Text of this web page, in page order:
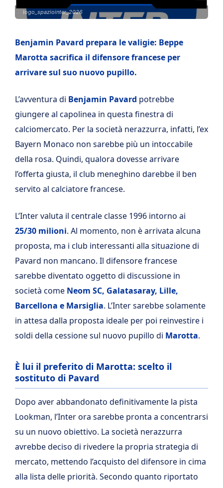
logo_spaziointer_2026
Benjamin Pavard prepara le valigie: Beppe
Marotta sacrifica il difensore francese per
arrivare sul suo nuovo pupillo.
L’avventura di Benjamin Pavard potrebbe
giungere al capolinea in questa finestra di
calciomercato. Per la società nerazzurra, infatti, l’ex
Bayern Monaco non sarebbe più un intoccabile
della rosa. Quindi, qualora dovesse arrivare
l’offerta giusta, il club meneghino darebbe il ben
servito al calciatore francese.
L’Inter valuta il centrale classe 1996 intorno ai
25/30 milioni. Al momento, non è arrivata alcuna
proposta, ma i club interessanti alla situazione di
Pavard non mancano. Il difensore francese
sarebbe diventato oggetto di discussione in
società come Neom SC, Galatasaray, Lille,
Barcellona e Marsiglia. L’Inter sarebbe solamente
in attesa dalla proposta ideale per poi reinvestire i
soldi della cessione sul nuovo pupillo di Marotta.
È lui il preferito di Marotta: scelto il
sostituto di Pavard
Dopo aver abbandonato definitivamente la pista
Lookman, l’Inter ora sarebbe pronta a concentrarsi
su un nuovo obiettivo. La società nerazzurra
avrebbe deciso di rivedere la propria strategia di
mercato, mettendo l’acquisto del difensore in cima
alla lista delle priorità. Secondo quanto riportato